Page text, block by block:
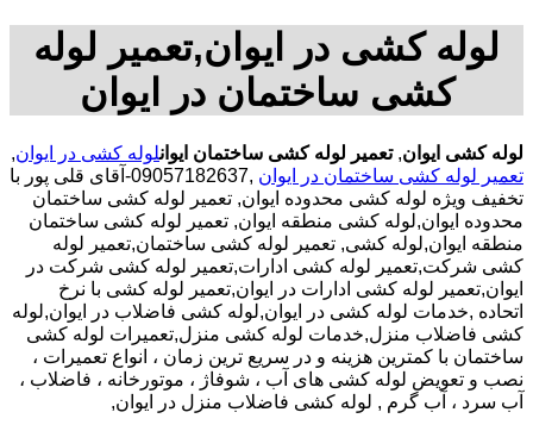
لوله کشی در ایوان,تعمیر لوله
کشی ساختمان در ایوان
لوله کشی ایوان,تعمیر لوله کشی ساختمان ایوانلوله کشی در ایوان,
تعمیر لوله کشی ساختمان در ایوان
,09057182637-آقای قلی پور با
تخفیف ویژه لوله کشی محدوده ایوان, تعمیر لوله کشی ساختمان
محدوده ایوان,لوله کشی منطقه ایوان, تعمیر لوله کشی ساختمان
منطقه ایوان,لوله کشی, تعمیر لوله کشی ساختمان,تعمیر لوله
کشی شرکت,تعمیر لوله کشی ادارات,تعمیر لوله کشی شرکت در
ایوان,تعمیر لوله کشی ادارات در ایوان,تعمیر لوله کشی با نرخ
اتحاده ,خدمات لوله کشی در ایوان,لوله کشی فاضلاب در ایوان,لوله
کشی فاضلاب منزل,خدمات لوله کشی منزل,تعمیرات لوله کشی
ساختمان با کمترین هزینه و در سریع ترین زمان ، انواع تعمیرات ،
نصب و تعویض لوله کشی های آب ، شوفاژ ، موتورخانه ، فاضلاب ،
آب سرد ، آب گرم , لوله کشی فاضلاب منزل در ایوان,